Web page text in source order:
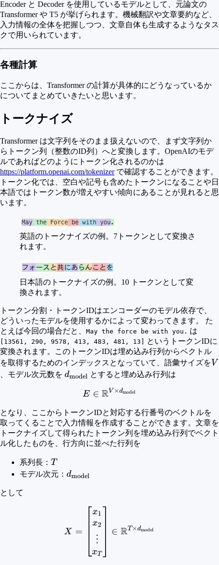
Encoder と Decoder を使用しているモデルとして、元論文の
Transformer や T5 が挙げられます。機械翻訳や文章要約など、
入力情報の全体を把握しつつ、文章自体も生成するようなタス
クで用いられています。
各種計算
ここからは、Transformer の計算が具体的にどうなっているか
についてまとめていきたいと思います。
トークナイズ
Transformer は文字列をそのまま扱えないので、まず文字列か
らトークン列（整数のID列）へと変換します。OpenAIのモデ
ルであればどのようにトークン化されるのかは
https://platform.openai.com/tokenizerで確認することができます。
トークン化では、空白や記号も含めたトークンになることや日
本語ではトークン数が増えやすい傾向にあることが見れると思
います。
英語のトークナイズの例。7トークンとして変換さ
れます。
日本語のトークナイズの例。10 トークンとして変
換されます。
トークン分割・トークンIDはエンコーダーのモデル依存で、
どういったモデルを使用するかによって変わってきます。 た
とえば今回の場合だと、 May the force be with you. は
[13561, 290, 9578, 413, 483, 481, 13]
というトークンIDに
変換されます。このトークンIDは埋め込み行列からベクトル
を取得するためのインデックスとなっていて、語彙サイズをV
V
、モデル次元数を d_{\rm{model}}
dmodel とすると埋め込み行列は
E \in
E ∈ RV ×dmodel
となり、ここからトークンIDと対応する行番号のベクトルを
取ってくることで入力情報を作成することができます。文章を
トークナイズして得られたトークン列を埋め込み行列でベクト
ル化したものを、行方向に並べた行列を
系列長： T
T
モデル次元： d_{\text{model}}
dmodel
として
X =
x1
x2
⋮
xT
∈ RT×dmodel